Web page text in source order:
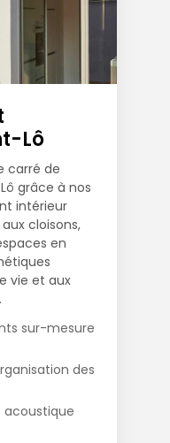
Lô
carré de
grâce à nos
intérieur
cloisons,
en
vie et aux
sur-mesure
des